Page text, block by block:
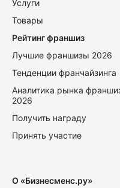
Услуги
Товары
Рейтинг франшиз
Лучшие франшизы 2026
Тенденции франчайзинга
Аналитика рынка
2026
Получить награду
Принять участие
О «Бизнесменс.ру»